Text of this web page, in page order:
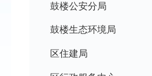
鼓楼公安分局
鼓楼生态环境局
区住建局